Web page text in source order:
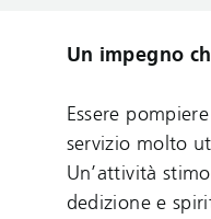
Un impegno
Essere
servizio molto
Un’attività
dedizione e